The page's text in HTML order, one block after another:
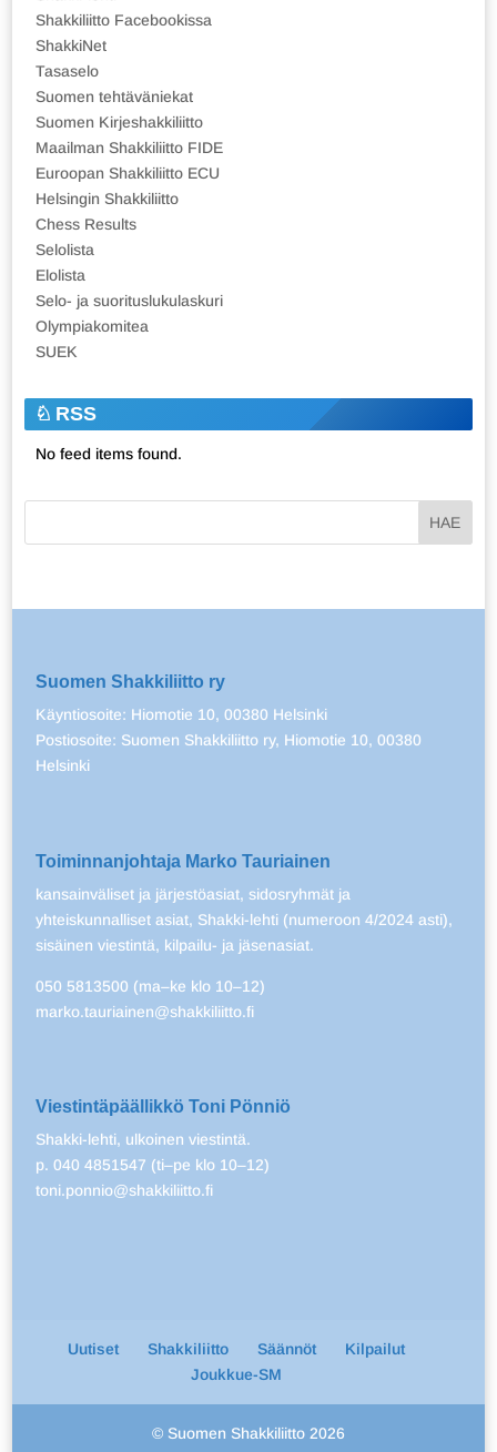
Shakkiliitto Facebookissa
ShakkiNet
Tasaselo
Suomen tehtäväniekat
Suomen Kirjeshakkiliitto
Maailman Shakkiliitto FIDE
Euroopan Shakkiliitto ECU
Helsingin Shakkiliitto
Chess Results
Selolista
Elolista
Selo- ja suorituslukulaskuri
Olympiakomitea
SUEK
RSS
No feed items found.
Suomen Shakkiliitto ry
Käyntiosoite: Hiomotie 10, 00380 Helsinki
Postiosoite: Suomen Shakkiliitto ry, Hiomotie 10, 00380
Helsinki
Toiminnanjohtaja Marko Tauriainen
kansainväliset ja järjestöasiat, sidosryhmät ja
yhteiskunnalliset asiat, Shakki-lehti (numeroon 4/2024 asti),
sisäinen viestintä, kilpailu- ja jäsenasiat.
050 5813500 (ma–ke klo 10–12)
marko.tauriainen@shakkiliitto.fi
Viestintäpäällikkö Toni Pönniö
Shakki-lehti, ulkoinen viestintä.
p. 040 4851547 (ti–pe klo 10–12)
toni.ponnio@shakkiliitto.fi
Uutiset Shakkiliitto Säännöt
Kilpailut
Joukkue-SM
© Suomen Shakkiliitto 2026